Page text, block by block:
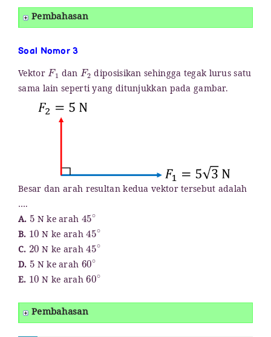
Pembahasan
Soal Nomor 3
VektorF1 dan F2 diposisikan sehingga tegak lurus satu
sama lain seperti yang ditunjukkan pada gambar.
Besar dan arah resultan kedua vektor tersebut adalah
….
A. 5 N ke arah 45∘
B. 10N ke arah45∘
C. 20 N ke arah45∘
D.5N ke arah 60∘
E. 10N ke arah60∘
Pembahasan